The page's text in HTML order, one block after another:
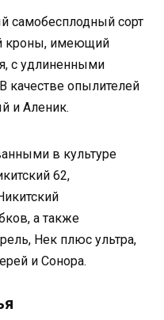
самобесплодный сорт
кроны, имеющий
с удлиненными
качестве опылителей
и Аленик.
в культуре
62,
а также
Нек плюс ультра,
и Сонора.